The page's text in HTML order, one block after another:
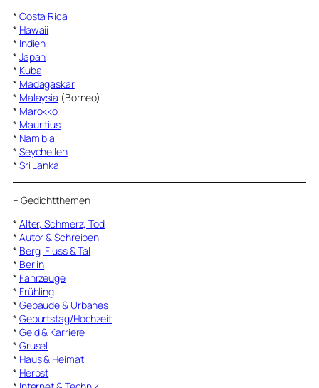
* Costa Rica
* Hawaii
* Indien
* Japan
* Kuba
* Madagaskar
* Malaysia (Borneo)
* Marokko
* Mauritius
* Namibia
* Seychellen
* Sri Lanka
– Gedichtthemen:
* Alter, Schmerz, Tod
* Autor & Schreiben
* Berg, Fluss & Tal
* Berlin
* Fahrzeuge
* Frühling
* Gebäude & Urbanes
* Geburtstag/Hochzeit
* Geld & Karriere
* Grusel
* Haus & Heimat
* Herbst